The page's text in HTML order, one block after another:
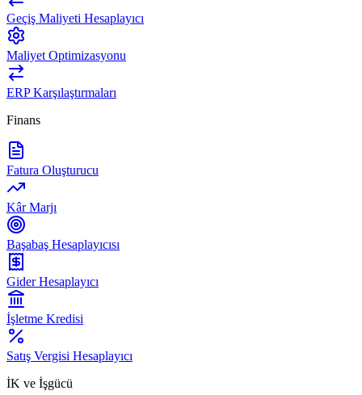
Geçiş Maliyeti Hesaplayıcı
Maliyet Optimizasyonu
ERP Karşılaştırmaları
Finans
Fatura Oluşturucu
Kâr Marjı
Başabaş Hesaplayıcısı
Gider Hesaplayıcı
İşletme Kredisi
Satış Vergisi Hesaplayıcı
İK ve İşgücü